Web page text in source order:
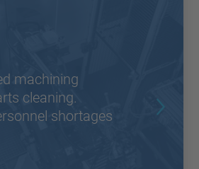
machining
cleaning.
shortages